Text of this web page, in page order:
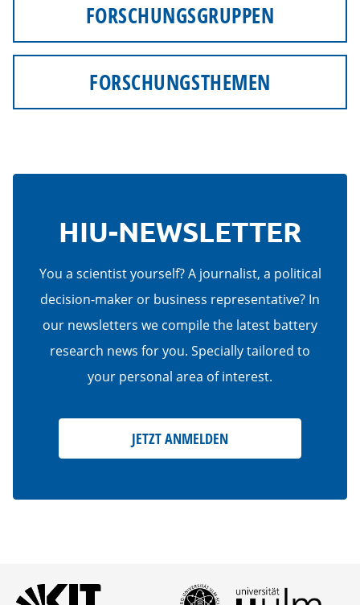
FORSCHUNGSGRUPPEN
FORSCHUNGSTHEMEN
HIU-NEWSLETTER
You a scientist yourself? A journalist, a political
decision-maker or business representative? In
our newsletters we compile the latest battery
research news for you. Specially tailored to
your personal area of interest.
JETZT ANMELDEN